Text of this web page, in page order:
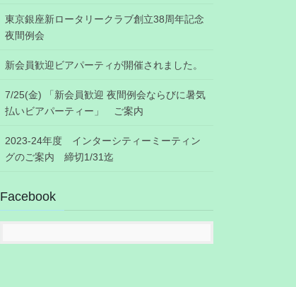
東京銀座新ロータリークラブ創立38周年記念
夜間例会
新会員歓迎ビアパーティが開催されました。
7/25(金) 「新会員歓迎 夜間例会ならびに暑気
払いビアパーティー」 ご案内
2023-24年度 インターシティーミーティン
グのご案内 締切1/31迄
Facebook